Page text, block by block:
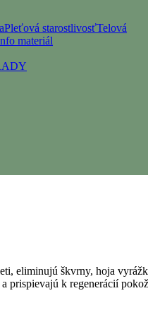
Pleťová starostlivosťTelová
materiál
eliminujú škvrny, hoja
prispievajú k regenerácií